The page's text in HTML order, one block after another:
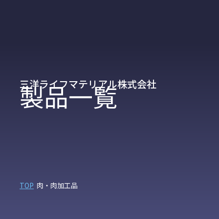
三洋ライフマテリアル株式会社
製品一覧
TOP 肉・肉加工品